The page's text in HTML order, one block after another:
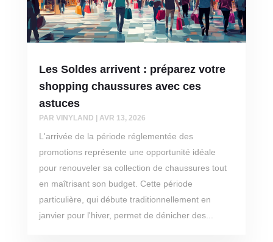
Les Soldes arrivent : préparez votre
shopping chaussures avec ces
astuces
PAR VINYLAND AVR 13, 2026
L'arrivée de la période réglementée des
promotions représente une opportunité idéale
pour renouveler sa collection de chaussures tout
en maîtrisant son budget. Cette période
particulière, qui débute traditionnellement en
janvier pour l'hiver, permet de dénicher des...